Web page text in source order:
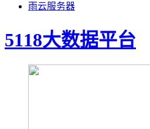
雨云服务器
5118大数据平台